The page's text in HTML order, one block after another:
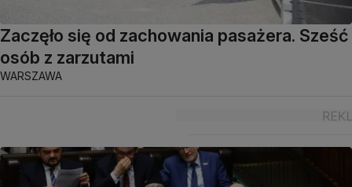
Zaczęło się od zachowania pasażera. Sześć
osób z zarzutami
WARSZAWA